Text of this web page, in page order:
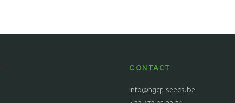
CONTACT
info@hgcp-seeds.be